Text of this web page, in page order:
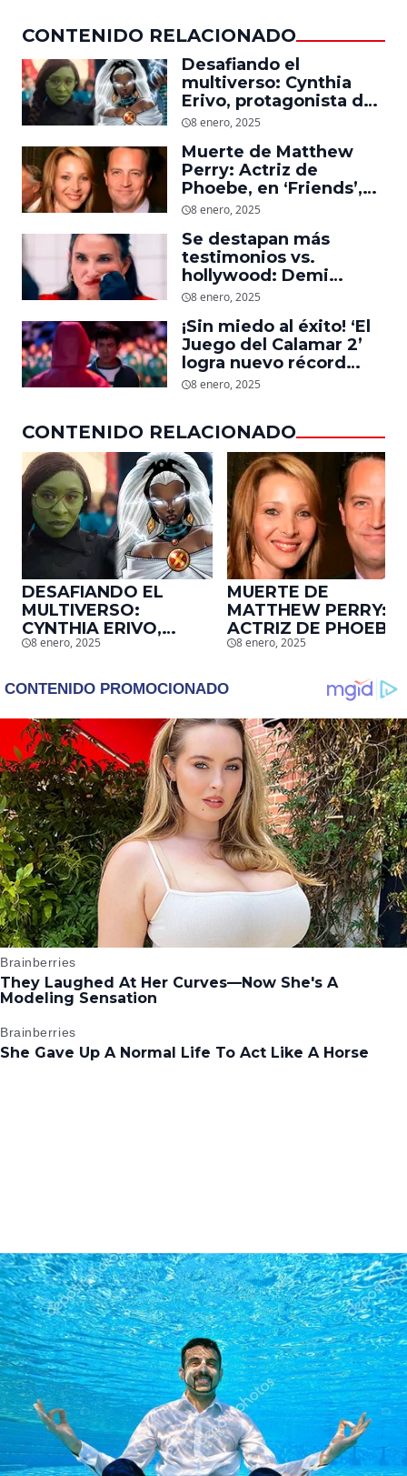
CONTENIDO RELACIONADO
Desafiando el
multiverso: Cynthia
Erivo, protagonista de
‘Wicked’, quiere ser
8 enero, 2025
Muerte de Matthew
Perry: Actriz de
Phoebe, en ‘Friends’,
descubre un emotivo
dejó
8 enero, 2025
Se destapan más
testimonios vs.
hollywood: Demi
Moore, protagonista de
daño que le hizo la
industria a su cuerpo
8 enero, 2025
¡Sin miedo al éxito! ‘El
Juego del Calamar 2’
logra nuevo récord
mundial en tan solo 11
8 enero, 2025
CONTENIDO RELACIONADO
DESAFIANDO EL
MULTIVERSO:
CYNTHIA ERIVO,
PROTAGONISTA DE
SER STORM EN EL
8 enero, 2025
MUERTE DE
MATTHEW PERRY:
ACTRIZ DE PHOEBE,
EN ‘FRIENDS’,
EMOTIVO MENSAJE
QUE EL ACTOR LE
DEJÓ
8 enero, 2025